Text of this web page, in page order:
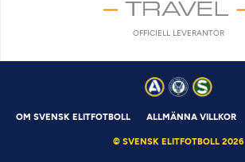
OFFICIELL LEVERANTÖR
OM SVENSK ELITFOTBOLL ALLMÄNNA VILLKOR
© SVENSK ELITFOTBOLL 2026